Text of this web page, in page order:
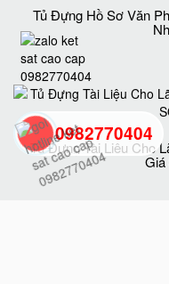
Tủ Đựng Hồ Sơ Văn
Tủ Đựng Tài Liệu Cho
Giá
0982770404